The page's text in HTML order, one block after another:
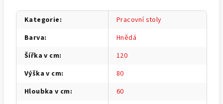
Kategorie:
Pracovní stoly
Barva:
Hnědá
Šířka v cm:
120
Výška v cm:
80
Hloubka v cm:
60